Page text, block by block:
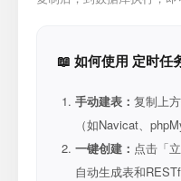
📖 如何使用 定时任
手动建表： 复制上
（如Navicat、
一键创建： 点击「
自动生成表和